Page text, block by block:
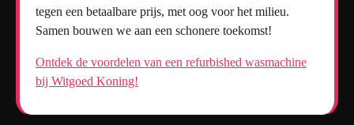
tegen een betaalbare prijs, met oog voor het milieu.
Samen bouwen we aan een schonere toekomst!
Ontdek de voordelen van een refurbished wasmachine
bij Witgoed Koning!